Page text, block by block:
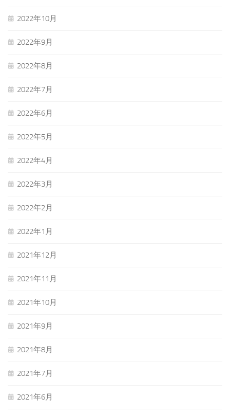
2022年10月
2022年9月
2022年8月
2022年7月
2022年6月
2022年5月
2022年4月
2022年3月
2022年2月
2022年1月
2021年12月
2021年11月
2021年10月
2021年9月
2021年8月
2021年7月
2021年6月